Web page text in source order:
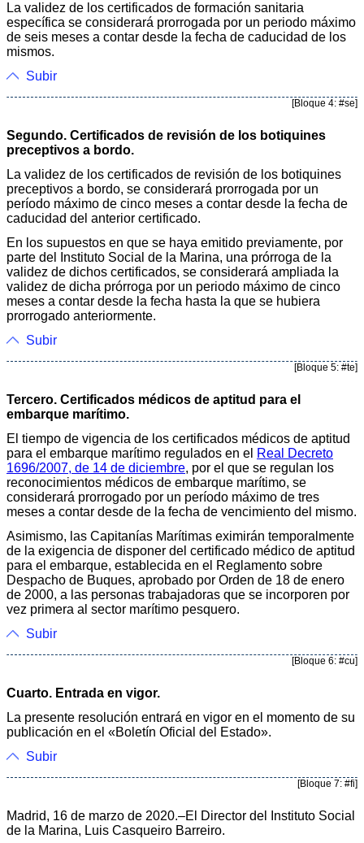
La validez de los certificados de formación sanitaria
específica se considerará prorrogada por un periodo máximo
de seis meses a contar desde la fecha de caducidad de los
mismos.
Subir
[Bloque 4: #se]
Segundo. Certificados de revisión de los botiquines
preceptivos a bordo.
La validez de los certificados de revisión de los botiquines
preceptivos a bordo, se considerará prorrogada por un
período máximo de cinco meses a contar desde la fecha de
caducidad del anterior certificado.
En los supuestos en que se haya emitido previamente, por
parte del Instituto Social de la Marina, una prórroga de la
validez de dichos certificados, se considerará ampliada la
validez de dicha prórroga por un periodo máximo de cinco
meses a contar desde la fecha hasta la que se hubiera
prorrogado anteriormente.
Subir
[Bloque 5: #te]
Tercero. Certificados médicos de aptitud para el
embarque marítimo.
El tiempo de vigencia de los certificados médicos de aptitud
para el embarque marítimo regulados en el Real Decreto
1696/2007, de 14 de diciembre, por el que se regulan los
reconocimientos médicos de embarque marítimo, se
considerará prorrogado por un período máximo de tres
meses a contar desde de la fecha de vencimiento del mismo.
Asimismo, las Capitanías Marítimas eximirán temporalmente
de la exigencia de disponer del certificado médico de aptitud
para el embarque, establecida en el Reglamento sobre
Despacho de Buques, aprobado por Orden de 18 de enero
de 2000, a las personas trabajadoras que se incorporen por
vez primera al sector marítimo pesquero.
Subir
[Bloque 6: #cu]
Cuarto. Entrada en vigor.
La presente resolución entrará en vigor en el momento de su
publicación en el «Boletín Oficial del Estado».
Subir
[Bloque 7: #fi]
Madrid, 16 de marzo de 2020.–El Director del Instituto Social
de la Marina, Luis Casqueiro Barreiro.